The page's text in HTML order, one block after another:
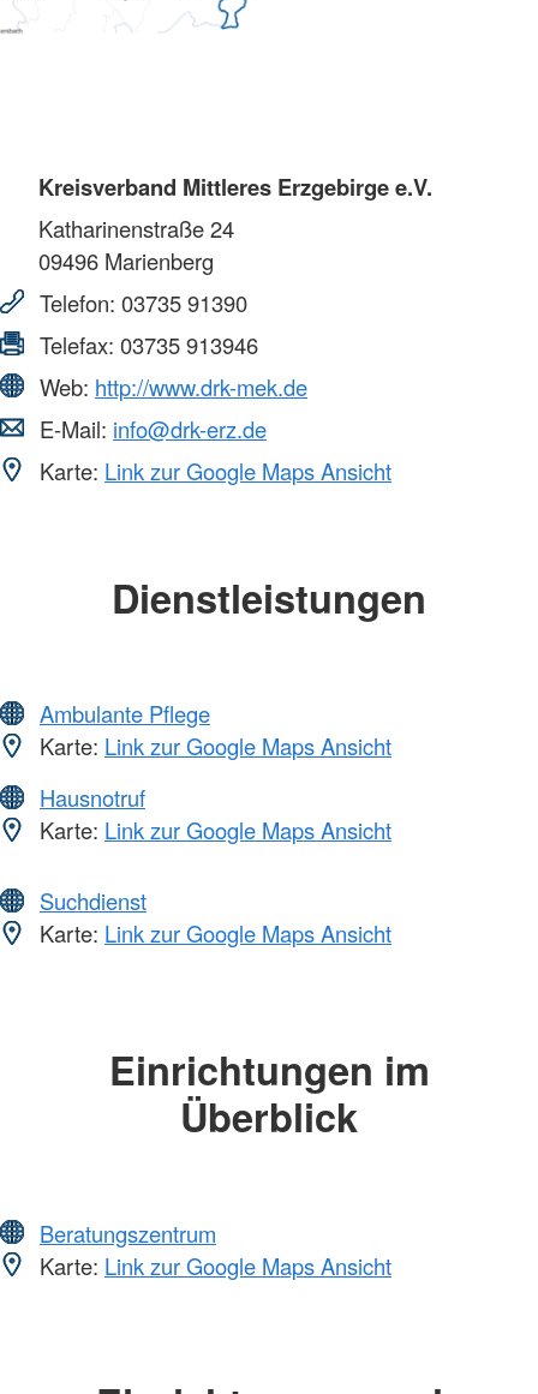
Kreisverband Mittleres Erzgebirge e.V.
Katharinenstraße 24
09496 Marienberg
Telefon: 03735 91390
Telefax: 03735 913946
Web: http://www.drk-mek.de
E-Mail: info@drk-erz.de
Karte: Link zur Google Maps Ansicht
Dienstleistungen
Ambulante Pflege
Karte: Link zur Google Maps Ansicht
Hausnotruf
Karte: Link zur Google Maps Ansicht
Suchdienst
Karte: Link zur Google Maps Ansicht
Einrichtungen im
Überblick
Beratungszentrum
Karte: Link zur Google Maps Ansicht